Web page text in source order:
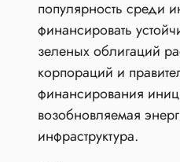
популярность среди
финансировать
зеленых облигаций
корпораций и
финансирования
возобновляемая
инфраструктура.